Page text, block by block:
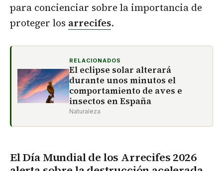
para concienciar sobre la importancia de
proteger los arrecifes.
RELACIONADOS
El eclipse solar alterará
durante unos minutos el
comportamiento de aves e
insectos en España
Naturaleza
El Día Mundial de los Arrecifes 2026